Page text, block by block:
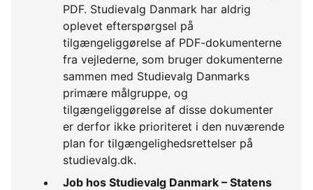
PDF. Studievalg Danmark har aldrig
oplevet efterspørgsel på
tilgængeliggørelse af PDF-dokumenterne
fra vejlederne, som bruger dokumenterne
sammen med Studievalg Danmarks
primære målgruppe, og
tilgængeliggørelse af disse dokumenter
er derfor ikke prioriteret i den nuværende
plan for tilgængelighedsrettelser på
studievalg.dk.
Job hos Studievalg Danmark – Statens